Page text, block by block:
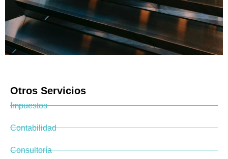
Otros Servicios
Impuestos
Contabilidad
Consultoría